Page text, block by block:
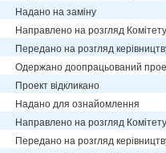
Надано на заміну
Направлено на розгляд Комітету
Передано на розгляд
Одержано доопрацьований
Проект відкликано
Надано для ознайомлення
Направлено на розгляд Комітету
Передано на розгляд